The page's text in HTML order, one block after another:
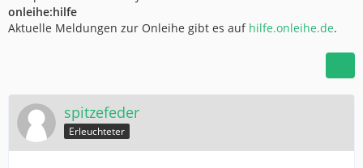
onleihe:hilfe
Aktuelle Meldungen zur Onleihe gibt es auf hilfe.onleihe.de.
spitzefeder
Erleuchteter